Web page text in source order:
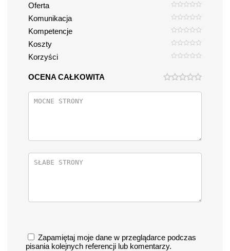
Oferta
Komunikacja
Kompetencje
Koszty
Korzyści
OCENA CAŁKOWITA
Zapamiętaj moje dane w przeglądarce podczas
pisania kolejnych referencji lub komentarzy.